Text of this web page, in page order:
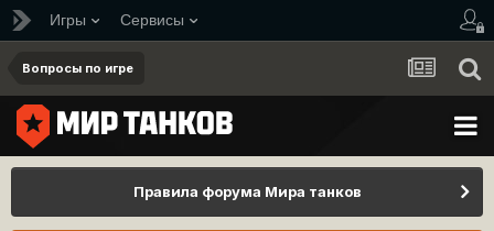
Игры Сервисы
Вопросы по игре
Правила форума Мира танков